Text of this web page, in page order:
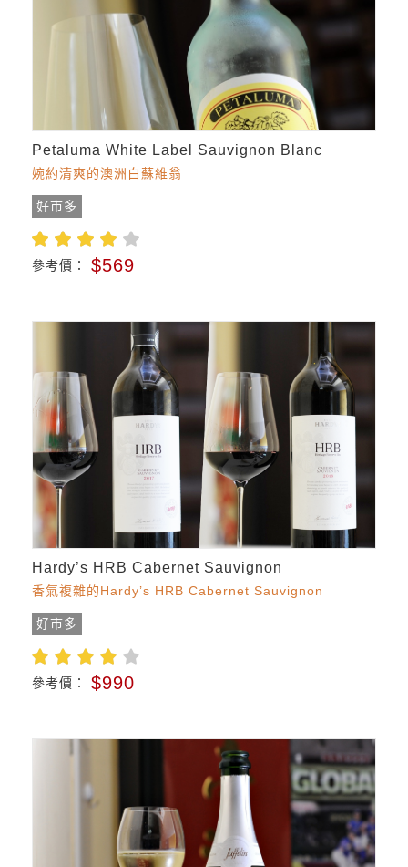
Petaluma White Label Sauvignon Blanc
婉約清爽的澳洲白蘇維翁
好市多
參考價： $569
Hardy’s HRB Cabernet Sauvignon
香氣複雜的Hardy’s HRB Cabernet Sauvignon
好市多
參考價： $990